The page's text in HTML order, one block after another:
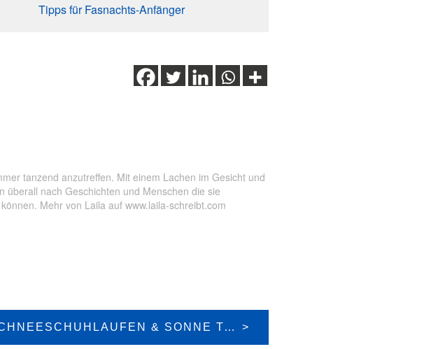
Tipps für Fasnachts-Anfänger
tanzend anzutreffen. Mit einem Lachen im Gesicht und
nach Geschichten und Menschen die sie
Mehr von Laila auf www.laila-schreibt.com
SCHNEESCHUHLAUFEN & SONNE TANKEN IN DER UNESCO BIOSPHÄRE ENTLEBUCH